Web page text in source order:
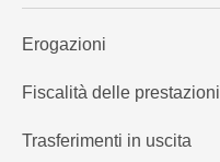
Erogazioni
Fiscalità delle prestazioni
Trasferimenti in uscita